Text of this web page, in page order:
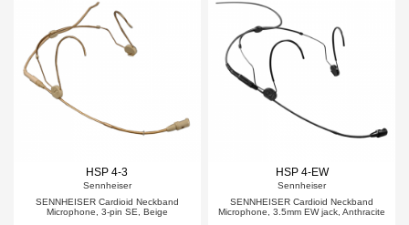
HSP 4-3
Sennheiser
SENNHEISER Cardioid Neckband
Microphone, 3-pin SE, Beige
HSP 4-EW
Sennheiser
SENNHEISER Cardioid Neckband
Microphone, 3.5mm EW jack, Anthracite